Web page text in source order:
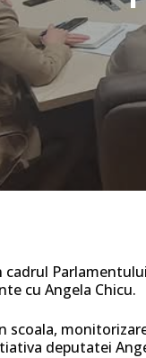
cadrul
cu Angela Chicu.
scoala,
deputatei